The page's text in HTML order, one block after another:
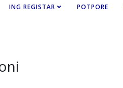
ING REGISTAR POTPORE